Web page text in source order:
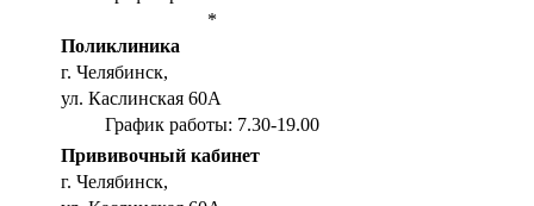
*
Поликлиника
г. Челябинск,
ул. Каслинская 60А
График работы: 7.30-19.00
Прививочный кабинет
г. Челябинск,